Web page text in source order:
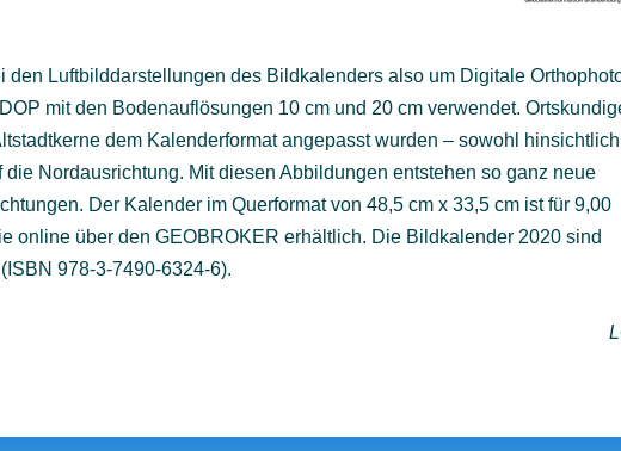
den Luftbilddarstellungen des Bildkalenders also um Digitale
mit den Bodenauflösungen 10 cm und 20 cm verwendet.
dem Kalenderformat angepasst wurden – sowohl hinsichtlich
Nordausrichtung. Mit diesen Abbildungen entstehen so ganz neue
Der Kalender im Querformat von 48,5 cm x 33,5 cm ist für 9,00
online über den GEOBROKER erhältlich. Die Bildkalender 2020 sind
978-3-7490-6324-6).